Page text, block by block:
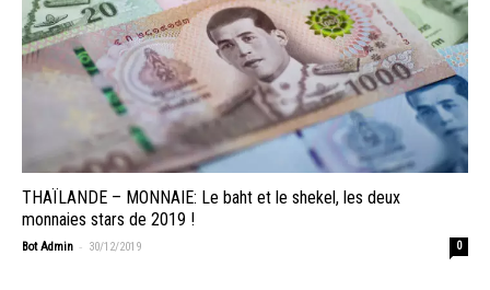
THAÏLANDE – MONNAIE: Le baht et le shekel, les deux
monnaies stars de 2019 !
Bot Admin - 30/12/2019 0